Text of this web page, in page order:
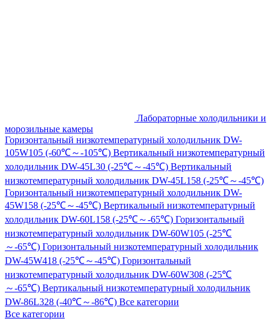
Лабораторные холодильники и
морозильные камеры
Горизонтальный низкотемпературный холодильник DW-
105W105 (-60℃～-105℃) Вертикальный низкотемпературный
холодильник DW-45L30 (-25℃～-45℃) Вертикальный
низкотемпературный холодильник DW-45L158 (-25℃～-45℃)
Горизонтальный низкотемпературный холодильник DW-
45W158 (-25℃～-45℃) Вертикальный низкотемпературный
холодильник DW-60L158 (-25℃～-65℃) Горизонтальный
низкотемпературный холодильник DW-60W105 (-25℃
～-65℃) Горизонтальный низкотемпературный холодильник
DW-45W418 (-25℃～-45℃) Горизонтальный
низкотемпературный холодильник DW-60W308 (-25℃
～-65℃) Вертикальный низкотемпературный холодильник
DW-86L328 (-40℃～-86℃) Все категории
Все категории